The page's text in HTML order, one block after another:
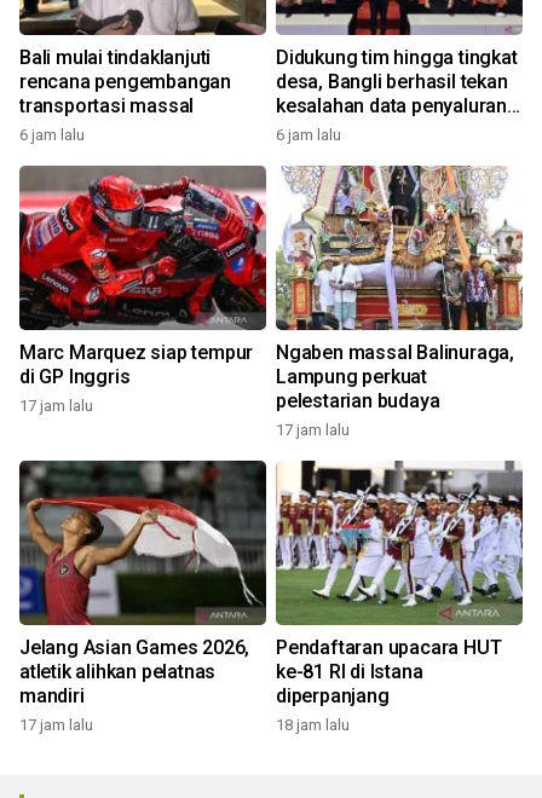
Bali mulai tindaklanjuti
rencana pengembangan
transportasi massal
6 jam lalu
Didukung tim hingga tingkat
desa, Bangli berhasil tekan
kesalahan data penyaluran
bansos
6 jam lalu
Marc Marquez siap tempur
di GP Inggris
17 jam lalu
Ngaben massal Balinuraga,
Lampung perkuat
pelestarian budaya
17 jam lalu
Jelang Asian Games 2026,
atletik alihkan pelatnas
mandiri
17 jam lalu
Pendaftaran upacara HUT
ke-81 RI di Istana
diperpanjang
18 jam lalu